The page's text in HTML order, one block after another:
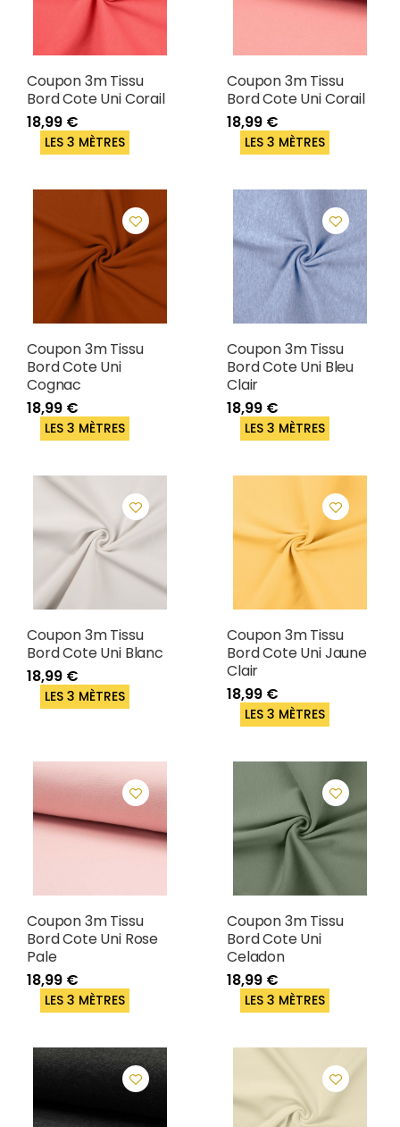
Coupon 3m Tissu
Bord Cote Uni Corail
18,99 €
LES 3 MÈTRES
Coupon 3m Tissu
Bord Cote Uni Corail
18,99 €
LES 3 MÈTRES
Coupon 3m Tissu
Bord Cote Uni
Cognac
18,99 €
LES 3 MÈTRES
Coupon 3m Tissu
Bord Cote Uni Bleu
Clair
18,99 €
LES 3 MÈTRES
Coupon 3m Tissu
Bord Cote Uni Blanc
18,99 €
LES 3 MÈTRES
Coupon 3m Tissu
Bord Cote Uni Jaune
Clair
18,99 €
LES 3 MÈTRES
Coupon 3m Tissu
Bord Cote Uni Rose
Pale
18,99 €
LES 3 MÈTRES
Coupon 3m Tissu
Bord Cote Uni
Celadon
18,99 €
LES 3 MÈTRES